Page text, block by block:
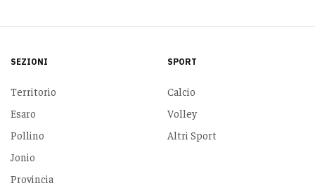
SEZIONI
Territorio
Esaro
Pollino
Jonio
Provincia
SPORT
Calcio
Volley
Altri Sport